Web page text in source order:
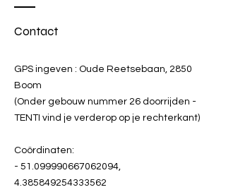
Contact
GPS ingeven : Oude Reetsebaan, 2850
Boom
(Onder gebouw nummer 26 doorrijden -
TENTI vind je verderop op je rechterkant)
Coördinaten:
- 51.099990667062094,
4.385849254333562